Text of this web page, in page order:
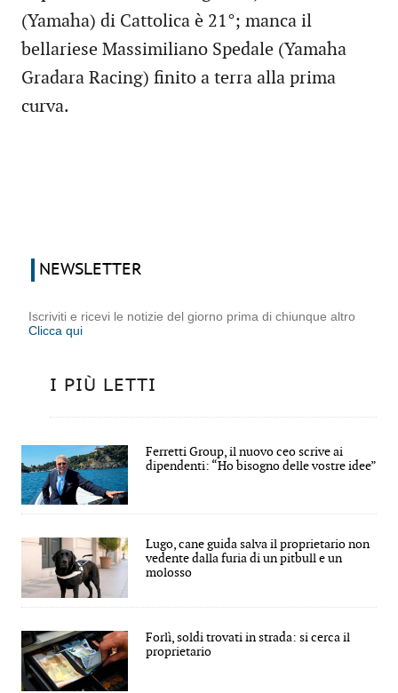
(Yamaha) di Cattolica è 21°; manca il
bellariese Massimiliano Spedale (Yamaha
Gradara Racing) finito a terra alla prima
curva.
NEWSLETTER
Iscriviti e ricevi le notizie del giorno prima di chiunque altro
Clicca qui
I PIÙ LETTI
Ferretti Group, il nuovo ceo scrive ai
dipendenti: “Ho bisogno delle vostre idee”
Lugo, cane guida salva il proprietario non
vedente dalla furia di un pitbull e un
molosso
Forlì, soldi trovati in strada: si cerca il
proprietario